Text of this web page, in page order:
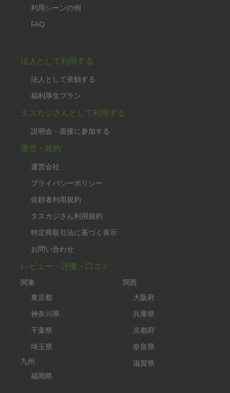
利用シーンの例
FAQ
法人として利用する
法人として依頼する
福利厚生プラン
タスカジさんとして利用する
説明会・面接に参加する
運営・規約
運営会社
プライバシーポリシー
依頼者利用規約
タスカジさん利用規約
特定商取引法に基づく表示
お問い合わせ
レビュー・評価・口コミ
関東
東京都
神奈川県
千葉県
埼玉県
九州
福岡県
関西
大阪府
兵庫県
京都府
奈良県
滋賀県